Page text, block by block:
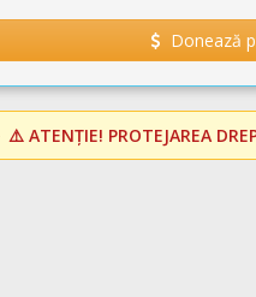
Donează
⚠️ ATENȚIE! PROTEJAREA